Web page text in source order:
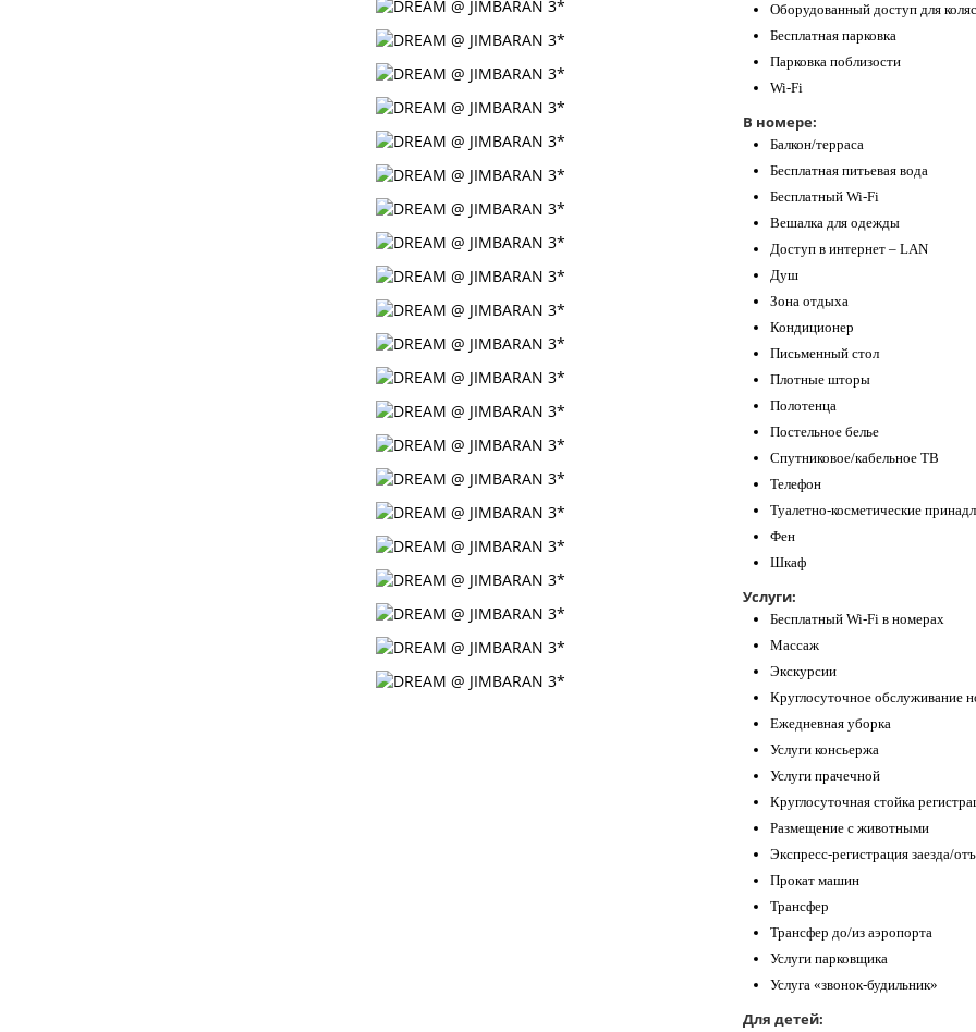
Оборудованный доступ для
Бесплатная парковка
Парковка поблизости
Wi-Fi
В номере:
Балкон/терраса
Бесплатная питьевая вода
Бесплатный Wi-Fi
Вешалка для одежды
Доступ в интернет – LAN
Душ
Зона отдыха
Кондиционер
Письменный стол
Плотные шторы
Полотенца
Постельное белье
Спутниковое/кабельное ТВ
Телефон
Туалетно-косметические
Фен
Шкаф
Услуги:
Бесплатный Wi-Fi в номерах
Массаж
Экскурсии
Круглосуточное обслуживание
Ежедневная уборка
Услуги консьержа
Услуги прачечной
Круглосуточная стойка
Размещение с животными
Экспресс-регистрация заезда/
Прокат машин
Трансфер
Трансфер до/из аэропорта
Услуги парковщика
Услуга «звонок-будильник»
Для детей: